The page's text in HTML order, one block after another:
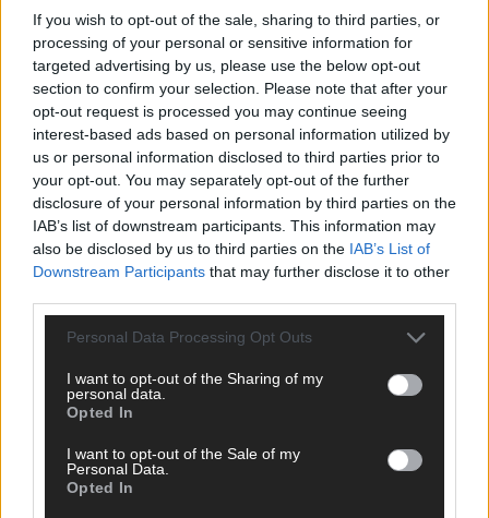
If you wish to opt-out of the sale, sharing to third parties, or
processing of your personal or sensitive information for
targeted advertising by us, please use the below opt-out
section to confirm your selection. Please note that after your
opt-out request is processed you may continue seeing
interest-based ads based on personal information utilized by
us or personal information disclosed to third parties prior to
your opt-out. You may separately opt-out of the further
disclosure of your personal information by third parties on the
IAB’s list of downstream participants. This information may
also be disclosed by us to third parties on the IAB’s List of
Downstream Participants that may further disclose it to other
Personal Data Processing Opt Outs
I want to opt-out of the Sharing of my
personal data.
Opted In
I want to opt-out of the Sale of my
Personal Data.
Opted In
Benachrichtige mich über neue Beiträge via E-Mail.
TOP STORIES
Monaco, Sallys Café, Westernbrauerei – der
Europa-Park 2026 macht vieles neu
EXTRA
Juni 2026
DARA gewinnt verdient, Israel beunruhigend –
unser Kommentar zum ESC 2026
KOMMENTAR
Mai 2026